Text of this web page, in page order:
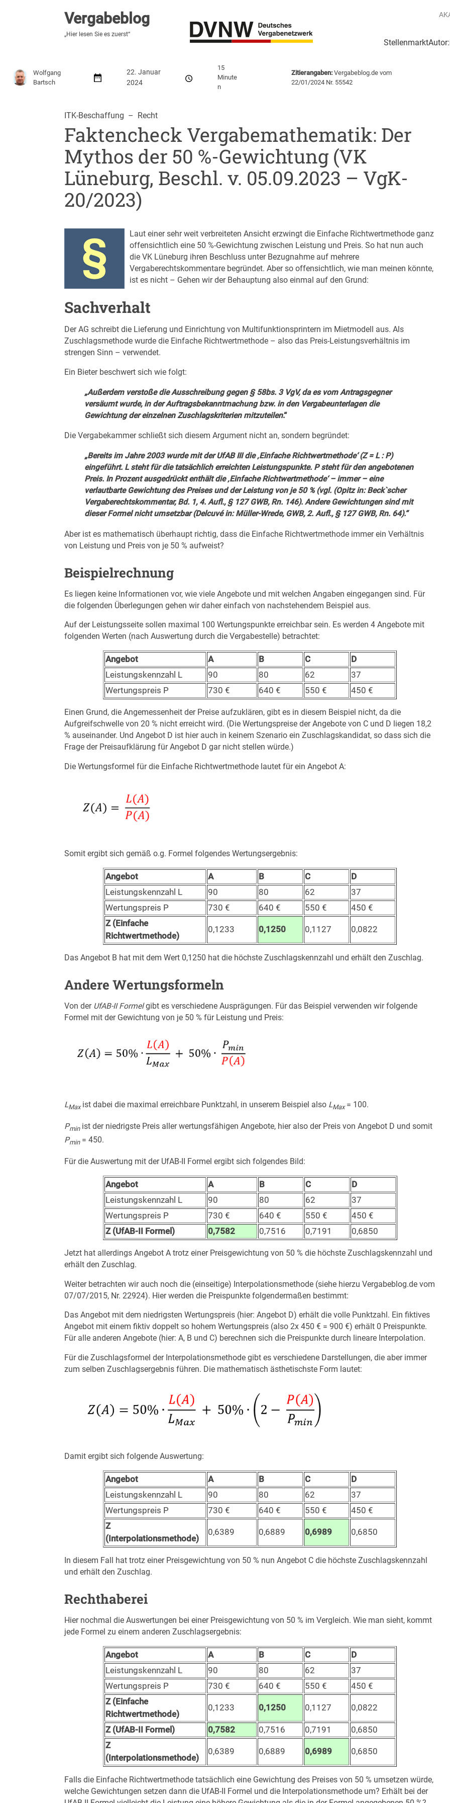
Vergabeblog
„Hier lesen Sie es zuerst“
Stellenmarkt
Vergabeblog
„Hier lesen Sie es zuerst“
Wolfgang
Bartsch
22. Januar
2024
15
Minute
n
Zitierangaben: Vergabeblog.de vom
22/01/2024 Nr. 55542
ITK-Beschaffung
  –
Recht
Faktencheck Vergabemathematik: Der
Mythos der 50 %-Gewichtung (VK
Lüneburg, Beschl. v. 05.09.2023 – VgK-
20/2023)
Laut einer sehr weit verbreiteten Ansicht erzwingt die Einfache Richtwertmethode ganz
offensichtlich eine 50 %-Gewichtung zwischen Leistung und Preis. So hat nun auch
die VK Lüneburg ihren Beschluss unter Bezugnahme auf mehrere
Vergaberechtskommentare begründet. Aber so offensichtlich, wie man meinen könnte,
ist es nicht – Gehen wir der Behauptung also einmal auf den Grund:
Sachverhalt
Der AG schreibt die Lieferung und Einrichtung von Multifunktionsprintern im Mietmodell aus. Als
Zuschlagsmethode wurde die Einfache Richtwertmethode – also das Preis-Leistungsverhältnis im
strengen Sinn – verwendet.
Ein Bieter beschwert sich wie folgt:
„Außerdem verstoße die Ausschreibung gegen § 58bs. 3 VgV, da es vom Antragsgegner
versäumt wurde, in der Auftragsbekanntmachung bzw. in den Vergabeunterlagen die
Gewichtung der einzelnen Zuschlagskriterien mitzuteilen.“
Die Vergabekammer schließt sich diesem Argument nicht an, sondern begründet:
„Bereits im Jahre 2003 wurde mit der UfAB III die ‚Einfache Richtwertmethode‘ (Z = L : P)
eingeführt. L steht für die tatsächlich erreichten Leistungspunkte. P steht für den angebotenen
Preis. In Prozent ausgedrückt enthält die ‚Einfache Richtwertmethode‘ – immer – eine
verlautbarte Gewichtung des Preises und der Leistung von je 50 % (vgl. (Opitz in: Beck`scher
Vergaberechtskommentar, Bd. 1, 4. Aufl., § 127 GWB, Rn. 146). Andere Gewichtungen sind mit
dieser Formel nicht umsetzbar (Delcuvé in: Müller-Wrede, GWB, 2. Aufl., § 127 GWB, Rn. 64).“
Aber ist es mathematisch überhaupt richtig, dass die Einfache Richtwertmethode immer ein Verhältnis
von Leistung und Preis von je 50 % aufweist?
Beispielrechnung
Es liegen keine Informationen vor, wie viele Angebote und mit welchen Angaben eingegangen sind. Für
die folgenden Überlegungen gehen wir daher einfach von nachstehendem Beispiel aus.
Auf der Leistungsseite sollen maximal 100 Wertungspunkte erreichbar sein. Es werden 4 Angebote mit
folgenden Werten (nach Auswertung durch die Vergabestelle) betrachtet:
Angebot A B C
D
Leistungskennzahl L
90 80 62
37
Wertungspreis P
730 € 640 € 550 € 450 €
Einen Grund, die Angemessenheit der Preise aufzuklären, gibt es in diesem Beispiel nicht, da die
Aufgreifschwelle von 20 % nicht erreicht wird. (Die Wertungspreise der Angebote von C und D liegen 18,2
% auseinander. Und Angebot D ist hier auch in keinem Szenario ein Zuschlagskandidat, so dass sich die
Frage der Preisaufklärung für Angebot D gar nicht stellen würde.)
Die Wertungsformel für die Einfache Richtwertmethode lautet für ein Angebot A:
Somit ergibt sich gemäß o.g. Formel folgendes Wertungsergebnis:
Angebot A B C
D
Leistungskennzahl L
90 80 62
37
Wertungspreis P
730 € 640 € 550 €
450 €
Z (Einfache
Richtwertmethode)
0,1233 0,1250 0,1127 0,0822
Das Angebot B hat mit dem Wert 0,1250 hat die höchste Zuschlagskennzahl und erhält den Zuschlag.
Andere Wertungsformeln
Von der UfAB-II Formelgibt es verschiedene Ausprägungen. Für das Beispiel verwenden wir folgende
Formel mit der Gewichtung von je 50 % für Leistung und Preis:
LMaxist dabei die maximal erreichbare Punktzahl, in unserem Beispiel also LMax= 100.
Pminist der niedrigste Preis aller wertungsfähigen Angebote, hier also der Preis von Angebot D und somit
Pmin= 450.
Für die Auswertung mit der UfAB-II Formel ergibt sich folgendes Bild:
Angebot A B C
D
Leistungskennzahl L
90 80 62
37
Wertungspreis P
730 € 640 € 550 €
450 €
Z (UfAB-II Formel)
0,7582 0,7516 0,7191 0,6850
Jetzt hat allerdings Angebot A trotz einer Preisgewichtung von 50 % die höchste Zuschlagskennzahl und
erhält den Zuschlag.
Weiter betrachten wir auch noch die (einseitige) Interpolationsmethode (siehe hierzu Vergabeblog.de vom
07/07/2015, Nr. 22924). Hier werden die Preispunkte folgendermaßen bestimmt:
Das Angebot mit dem niedrigsten Wertungspreis (hier: Angebot D) erhält die volle Punktzahl. Ein fiktives
Angebot mit einem fiktiv doppelt so hohem Wertungspreis (also 2x 450 € = 900 €) erhält 0 Preispunkte.
Für alle anderen Angebote (hier: A, B und C) berechnen sich die Preispunkte durch lineare Interpolation.
Für die Zuschlagsformel der Interpolationsmethode gibt es verschiedene Darstellungen, die aber immer
zum selben Zuschlagsergebnis führen. Die mathematisch ästhetischste Form lautet:
Damit ergibt sich folgende Auswertung:
Angebot A B C
D
Leistungskennzahl L
90 80 62
37
Wertungspreis P
730 € 640 € 550 €
450 €
Z
(Interpolationsmethode)
0,6389 0,6889 0,6989 0,6850
In diesem Fall hat trotz einer Preisgewichtung von 50 % nun Angebot C die höchste Zuschlagskennzahl
und erhält den Zuschlag.
Rechthaberei
Hier nochmal die Auswertungen bei einer Preisgewichtung von 50 % im Vergleich. Wie man sieht, kommt
jede Formel zu einem anderen Zuschlagsergebnis:
Angebot A B C
D
Leistungskennzahl L
90 80 62
37
Wertungspreis P
730 € 640 € 550 €
450 €
Z (Einfache
Richtwertmethode)
0,1233 0,1250 0,1127 0,0822
Z (UfAB-II Formel) 0,7582 0,7516 0,7191
0,6850
Z
(Interpolationsmethode)
0,6389 0,6889 0,6989 0,6850
Falls die Einfache Richtwertmethode tatsächlich eine Gewichtung des Preises von 50 % umsetzen würde,
welche Gewichtungen setzen dann die UfAB-II Formel und die Interpolationsmethode um? Erhält bei der